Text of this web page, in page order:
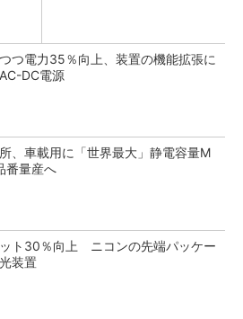
つ電力35％向上、装置の機能拡張に
DC電源
、車載用に「世界最大」静電容量M
番量産へ
ト30％向上 ニコンの先端パッケー
装置